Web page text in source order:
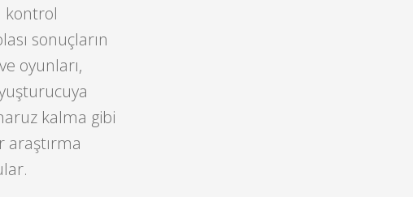
kontrol
sonuçların
oyunları,
kalma gibi
araştırma